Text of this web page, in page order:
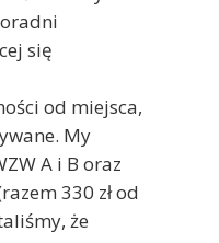
się
od miejsca,
My
A i B oraz
330 zł od
że